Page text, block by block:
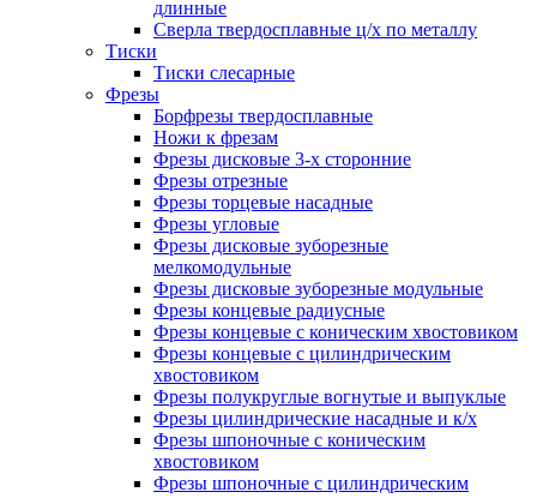
длинные
Сверла твердосплавные ц/х по металлу
Тиски
Тиски слесарные
Фрезы
Борфрезы твердосплавные
Ножи к фрезам
Фрезы дисковые 3-х сторонние
Фрезы отрезные
Фрезы торцевые насадные
Фрезы угловые
Фрезы дисковые зуборезные
мелкомодульные
Фрезы дисковые зуборезные модульные
Фрезы концевые радиусные
Фрезы концевые с коническим хвостовиком
Фрезы концевые с цилиндрическим
хвостовиком
Фрезы полукруглые вогнутые и выпуклые
Фрезы цилиндрические насадные и к/х
Фрезы шпоночные с коническим
хвостовиком
Фрезы шпоночные с цилиндрическим